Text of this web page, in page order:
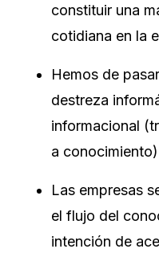
constituir una
cotidiana en la
Hemos de
destreza
informacional
a
Las empresas
el flujo del
intención de